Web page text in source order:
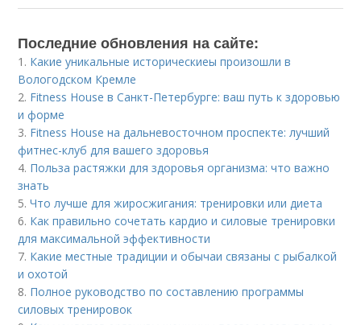
Последние обновления на сайте:
1. Какие уникальные историческиеы произошли в
Вологодском Кремле
2. Fitness House в Санкт-Петербурге: ваш путь к здоровью
и форме
3. Fitness House на дальневосточном проспекте: лучший
фитнес-клуб для вашего здоровья
4. Польза растяжки для здоровья организма: что важно
знать
5.Что лучше для жиросжигания: тренировки или диета
6. Как правильно сочетать кардио и силовые тренировки
для максимальной эффективности
7. Какие местные традиции и обычаи связаны с рыбалкой
и охотой
8. Полное руководство по составлению программы
силовых тренировок